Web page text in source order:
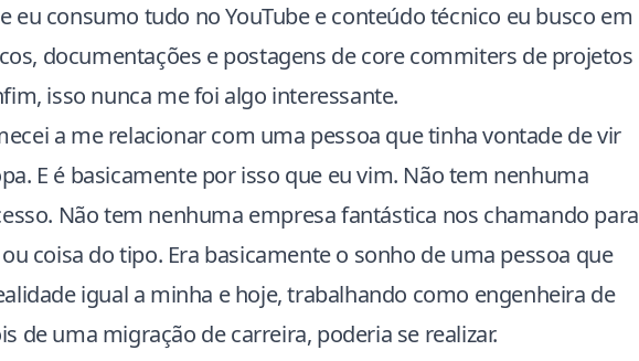
eu consumo tudo no YouTube e conteúdo técnico eu busco em
documentações e postagens de core commiters de projetos
isso nunca me foi algo interessante.
a me relacionar com uma pessoa que tinha vontade de vir
E é basicamente por isso que eu vim. Não tem nenhuma
Não tem nenhuma empresa fantástica nos chamando para
coisa do tipo. Era basicamente o sonho de uma pessoa que
igual a minha e hoje, trabalhando como engenheira de
de uma migração de carreira, poderia se realizar.